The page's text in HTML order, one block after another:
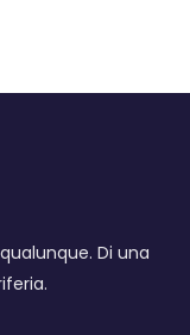
Di una